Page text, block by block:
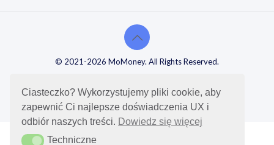
© 2021-2026 MoMoney. All Rights Reserved.
Ciasteczko? Wykorzystujemy pliki cookie, aby
zapewnić Ci najlepsze doświadczenia UX i
odbiór naszych treści. Dowiedz się więcej
Techniczne
Techniczne